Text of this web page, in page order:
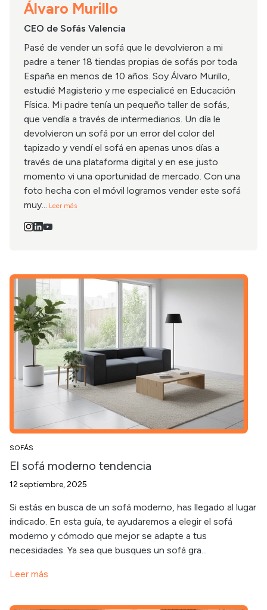
Álvaro Murillo
CEO de Sofás Valencia
Pasé de vender un sofá que le devolvieron a mi
padre a tener 18 tiendas propias de sofás por toda
España en menos de 10 años. Soy Álvaro Murillo,
estudié Magisterio y me especialicé en Educación
Física. Mi padre tenía un pequeño taller de sofás,
que vendía a través de intermediarios. Un día le
devolvieron un sofá por un error del color del
tapizado y vendí el sofá en apenas unos días a
través de una plataforma digital y en ese justo
momento vi una oportunidad de mercado. Con una
foto hecha con el móvil logramos vender este sofá
muy... Leer más
SOFÁS
El sofá moderno tendencia
12 septiembre, 2025
Si estás en busca de un sofá moderno, has llegado al lugar
indicado. En esta guía, te ayudaremos a elegir el sofá
moderno y cómodo que mejor se adapte a tus
necesidades. Ya sea que busques un sofá gra...
Leer más